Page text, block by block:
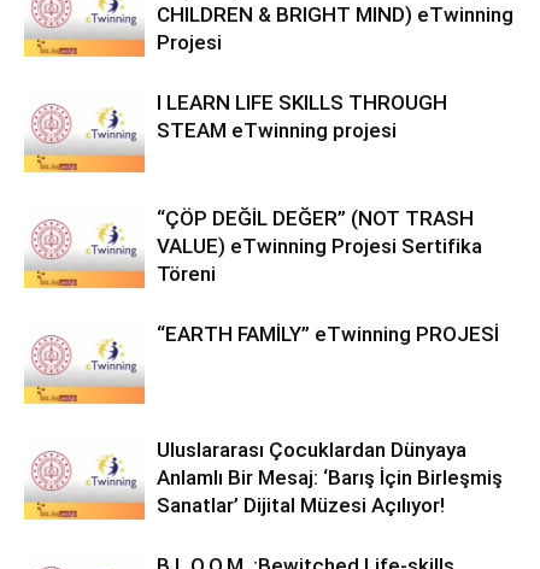
CHILDREN & BRIGHT MIND) eTwinning
Projesi
I LEARN LIFE SKILLS THROUGH
STEAM eTwinning projesi
“ÇÖP DEĞİL DEĞER” (NOT TRASH
VALUE) eTwinning Projesi Sertifika
Töreni
“EARTH FAMİLY” eTwinning PROJESİ
Uluslararası Çocuklardan Dünyaya
Anlamlı Bir Mesaj: ‘Barış İçin Birleşmiş
Sanatlar’ Dijital Müzesi Açılıyor!